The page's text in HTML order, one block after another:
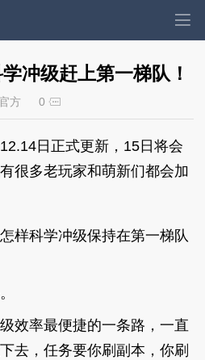
冲级赶上第一梯队！
方 0
日正式更新，15日将会
很多老玩家和萌新们都会加
样科学冲级保持在第一梯队
效率最便捷的一条路，一直
去，任务要你刷副本，你刷